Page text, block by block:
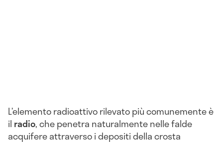
L’elemento radioattivo rilevato più comunemente è
il radio, che penetra naturalmente nelle falde
acquifere attraverso i depositi della crosta